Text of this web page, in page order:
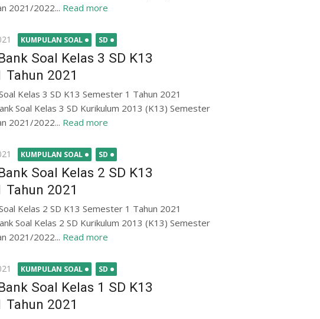
2021/2022... Read more
KUMPULAN SOAL SD
Soal Kelas 3 SD K13
Tahun 2021
Kelas 3 SD K13 Semester 1 Tahun 2021
Soal Kelas 3 SD Kurikulum 2013 (K13) Semester
2021/2022... Read more
KUMPULAN SOAL SD
Soal Kelas 2 SD K13
Tahun 2021
Kelas 2 SD K13 Semester 1 Tahun 2021
Soal Kelas 2 SD Kurikulum 2013 (K13) Semester
2021/2022... Read more
KUMPULAN SOAL SD
Soal Kelas 1 SD K13
Tahun 2021